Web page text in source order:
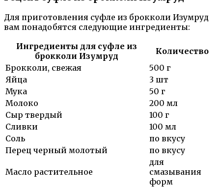
Для приготовления суфле из брокколи Изумруд
вам понадобятся следующие ингредиенты:
Ингредиенты для суфле из
брокколи Изумруд
Количество
Брокколи, свежая
500 г
Яйца
3 шт
Мука
50 г
Молоко
200 мл
Сыр твердый
100 г
Сливки
100 мл
Соль
по вкусу
Перец черный молотый
по вкусу
Масло растительное
для
смазывания
форм